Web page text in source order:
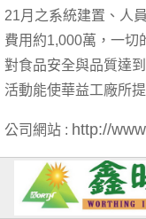
21月之系統建置、人
費用約1,000萬，一切
對食品安全與品質達
活動能使華益工廠所
公司網站 : http://